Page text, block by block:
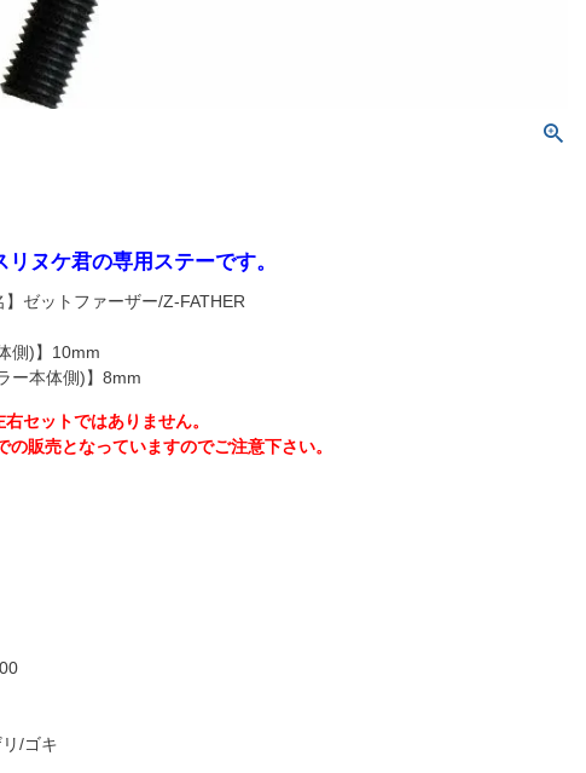
リヌケ君の専用ステーです。
】ゼットファーザー/Z-FATHER
側)】10mm
ー本体側)】8mm
セットではありません。
の販売となっていますのでご注意下さい。
リ/ゴキ